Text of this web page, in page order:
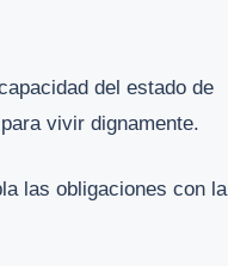
del estado de
vivir dignamente.
las obligaciones con la